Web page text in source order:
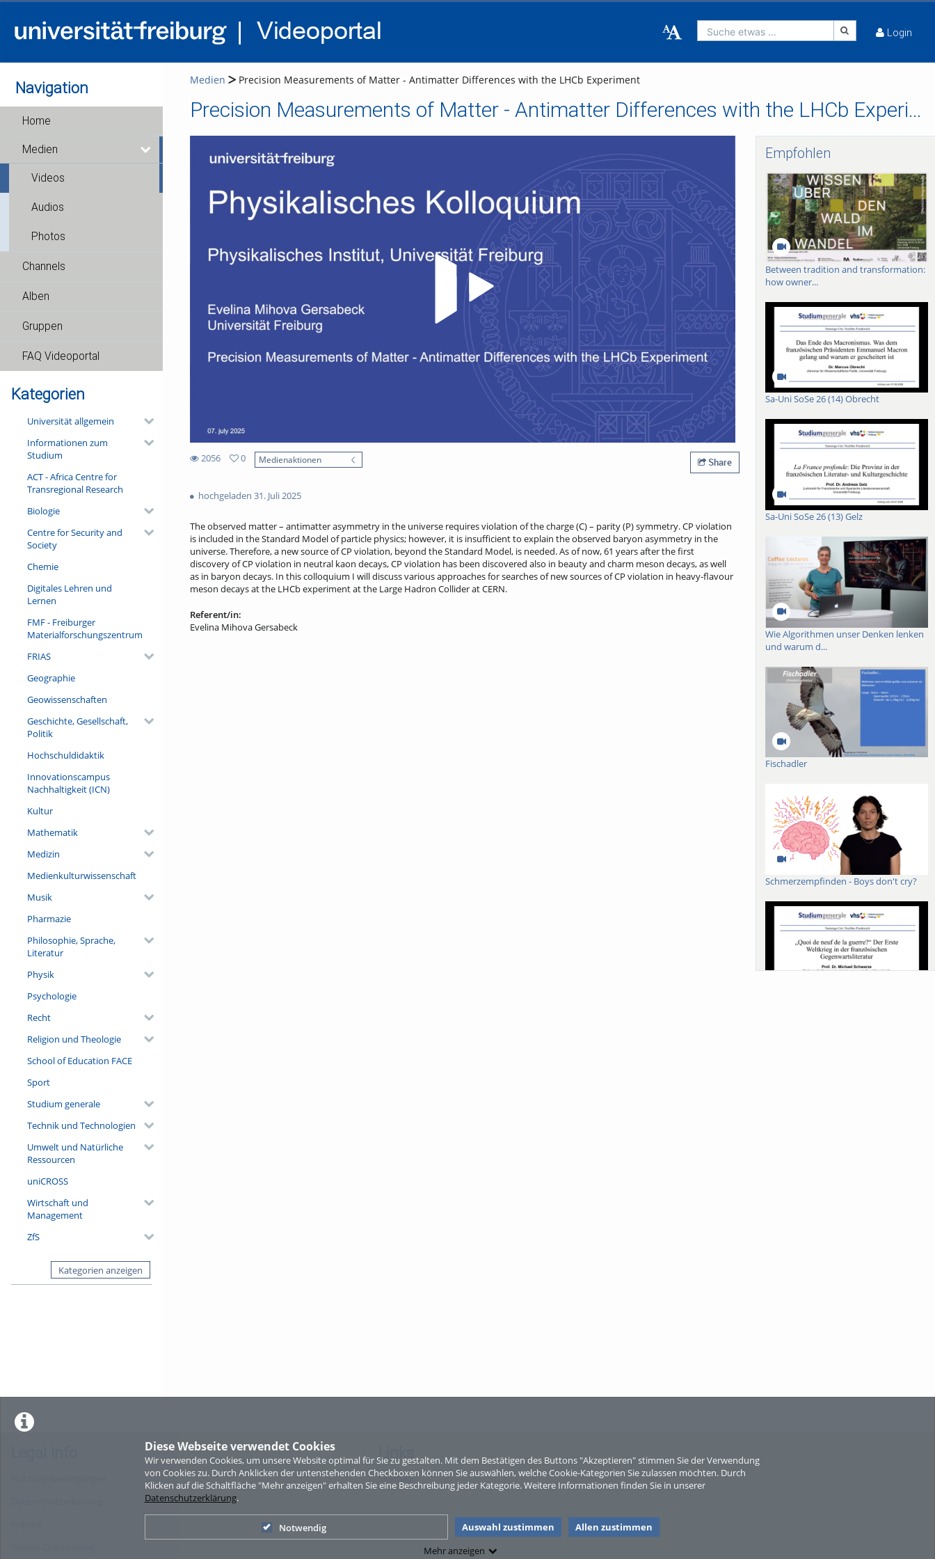
Diese Webseite verwendet Cookies
Wir verwenden Cookies, um unsere Website optimal für Sie zu gestalten. Mit dem Bestätigen des Buttons "Akzeptieren" stimmen Sie der Verwendung
von Cookies zu. Durch Anklicken der untenstehenden Checkboxen können Sie auswählen, welche Cookie-Kategorien Sie zulassen möchten. Durch
Klicken auf die Schaltfläche "Mehr anzeigen" erhalten Sie eine Beschreibung jeder Kategorie. Weitere Informationen finden Sie in unserer
Datenschutzerklärung.
Notwendig Auswahl zustimmen
Allen zustimmen
Mehr anzeigen
Suche etwas ... Login
Navigation
Home
Medien
Videos
Audios
Photos
Channels
Alben
Gruppen
FAQ Videoportal
Kategorien
Universität allgemein
Informationen zum
Studium
ACT - Africa Centre for
Transregional Research
Biologie
Centre for Security and
Society
Chemie
Digitales Lehren und
Lernen
FMF - Freiburger
Materialforschungszentrum
FRIAS
Geographie
Geowissenschaften
Geschichte, Gesellschaft,
Politik
Hochschuldidaktik
Innovationscampus
Nachhaltigkeit (ICN)
Kultur
Mathematik
Medizin
Medienkulturwissenschaft
Musik
Pharmazie
Philosophie, Sprache,
Literatur
Physik
Psychologie
Recht
Religion und Theologie
School of Education FACE
Sport
Studium generale
Technik und Technologien
Umwelt und Natürliche
Ressourcen
uniCROSS
Wirtschaft und
Management
ZfS
Kategorien anzeigen
Medien Precision Measurements of Matter - Antimatter Differences with the LHCb Experiment
Precision Measurements of Matter - Antimatter Differences with the LHCb Experiment
Video abspielen
2056
views
0
Medienaktionen Share
hochgeladen 31. Juli 2025
The observed matter – antimatter asymmetry in the universe requires violation of the charge (C) – parity (P) symmetry. CP violation
is included in the Standard Model of particle physics; however, it is insufficient to explain the observed baryon asymmetry in the
universe. Therefore, a new source of CP violation, beyond the Standard Model, is needed. As of now, 61 years after the first
discovery of CP violation in neutral kaon decays, CP violation has been discovered also in beauty and charm meson decays, as well
as in baryon decays. In this colloquium I will discuss various approaches for searches of new sources of CP violation in heavy-flavour
meson decays at the LHCb experiment at the Large Hadron Collider at CERN.
Referent/in:
Evelina Mihova Gersabeck
Empfohlen
Between tradition and transformation:
how owner...
Sa-Uni SoSe 26 (14) Obrecht
Sa-Uni SoSe 26 (13) Gelz
Wie Algorithmen unser Denken lenken
und warum d...
Fischadler
Schmerzempfinden - Boys don't cry?
Links
Sitemap